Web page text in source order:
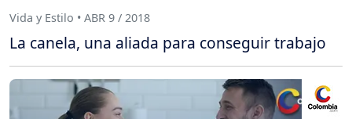
Vida y Estilo • ABR 9 / 2018
La canela, una aliada para conseguir trabajo